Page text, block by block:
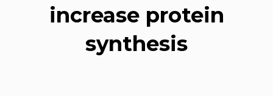
increase protein
synthesis